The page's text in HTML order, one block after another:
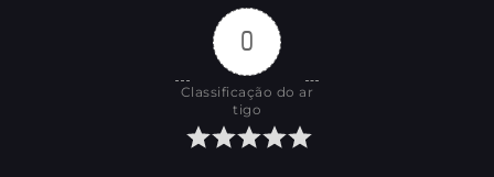
0
Classificação do ar
tigo